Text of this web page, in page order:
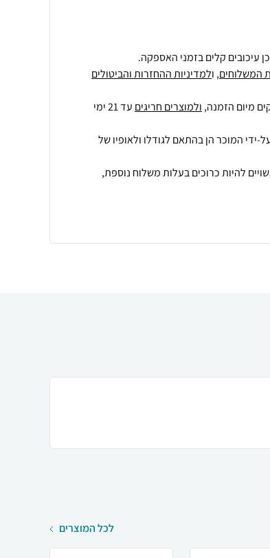
עיכובים קלים בזמני האספקה.
המשלוחים, ולמדיניות ההחזרות והביטולים
ולמוצרים חריגים
עד 21 ימי
ידי המוכר הן בהתאם לגודלו ולאופיו של
להיות כרוכים בעלות משלוח נוספת,
לכל המוצרים